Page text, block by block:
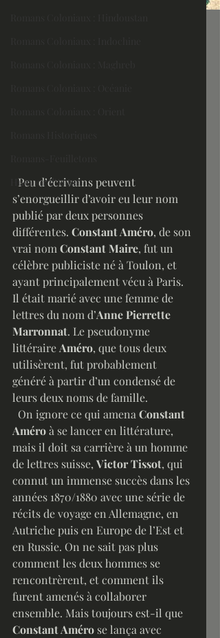
Humour d'Antan
s’enorgueillir d’avoir eu leur nom
publié par deux personnes
différentes. Constant Améro, de son
vrai nom Constant Maire, fut un
célèbre publiciste né à Toulon, et
ayant principalement vécu à Paris.
Il était marié avec une femme de
lettres du nom d’Anne Pierrette
Marronnat. Le pseudonyme
littéraire Améro, que tous deux
utilisèrent, fut probablement
généré à partir d’un condensé de
leurs deux noms de famille.
  On ignore ce qui amena
Constant
Améro à se lancer en littérature,
mais il doit sa carrière à un homme
de lettres suisse, Victor Tissot, qui
connut un immense succès dans les
années 1870/1880 avec une série de
récits de voyage en Allemagne, en
Autriche puis en Europe de l’Est et
en Russie. On ne sait pas plus
comment les deux hommes se
rencontrèrent, et comment ils
furent amenés à collaborer
ensemble. Mais toujours est-il que
Constant Améro se lança avec